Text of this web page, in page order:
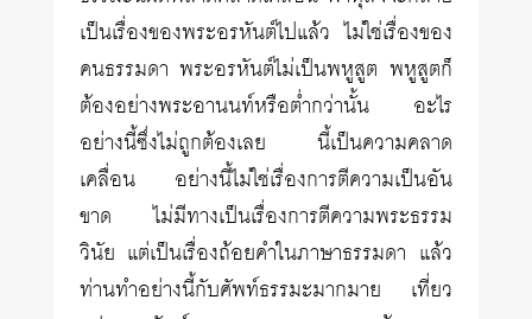
เป็นเรื่องของพระอรหันต์ไปแล้ว ไม่ใช่เรื่องของ
คนธรรมดา พระอรหันต์ไม่เป็นพหูสูต พหูสูตก็
ต้องอย่างพระอานนท์หรือต่ำกว่านั้น อะไร
อย่างนี้ซึ่งไม่ถูกต้องเลย นี้เป็นความคลาด
เคลื่อน อย่างนี้ไม่ใช่เรื่องการตีความเป็นอัน
ขาด ไม่มีทางเป็นเรื่องการตีความพระธรรม
วินัย แต่เป็นเรื่องถ้อยคำในภาษาธรรมดา แล้ว
ท่านทำอย่างนี้กับศัพท์ธรรมะมากมาย เที่ยว